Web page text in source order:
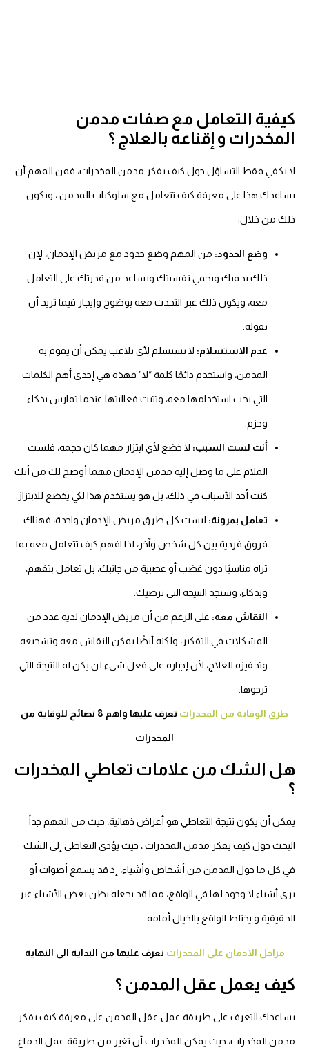
كيفية التعامل مع صفات مدمن
المخدرات و إقناعه بالعلاج ؟
لا يكفي فقط التساؤل حول كيف يفكر مدمن المخدرات، فمن المهم أن
يساعدك هذا على معرفة كيف تتعامل مع سلوكيات المدمن، ويكون
ذلك من خلال:
وضع الحدود: من المهم وضع حدود مع مريض الإدمان، لإن
ذلك يحميك ويحمي نفسيتك ويساعد من قدرتك على التعامل
معه، ويكون ذلك عبر التحدث معه بوضوح وإيجاز فيما تريد أن
تقوله.
عدم الاستسلام: لا تستسلم لأي تلاعب يمكن أن يقوم به
المدمن، واستخدم دائمًا كلمة “لا” فهذه هي إحدى أهم الكلمات
التي يجب استخدامها معه، وتثبت فعاليتها عندما تمارس بذكاء
وحزم.
أنت لست السبب: لا خضع لأي ابتزاز مهما كان حجمه، فلست
الملام على ما وصل إليه مدمن الإدمان مهما أوضح لك من أنك
كنت أحد الأسباب في ذلك، بل هو يستخدم هذا لكي يخضع للابتزاز.
تعامل بمرونة: ليست كل طرق مريض الإدمان واحدة، فهناك
فروق فردية بين كل شخص وآخر، لذا افهم كيف تتعامل معه بما
تراه مناسبًا دون غضب أو عصبية من جانبك، بل تعامل بتفهم،
وبذكاء، وستجد النتيجة التي ترضيك.
النقاش معه: على الرغم من أن مريض الإدمان لديه عدد من
المشكلات في التفكير، ولكنه أيضًا يمكن النقاش معه وتشجيعه
وتحفيزه للعلاج، لأن إجباره على فعل شىء لن يكن له النتيجة التي
ترجوها.
طرق الوقاية من المخدرات تعرف عليها واهم 8 نصائح للوقاية من
المخدرات
هل الشك من علامات تعاطي المخدرات
؟
يمكن أن يكون نتيجة التعاطي هو أعراض ذهانية، حيث من المهم جداً
البحث حول كيف يفكر مدمن المخدرات، حيث يؤدي التعاطي إلى الشك
في كل ما حول المدمن من أشخاص وأشياء، إذ قد يسمع أصوات أو
يرى أشياء لا وجود لها في الواقع، مما قد يجعله يظن بعض الأشياء غير
الحقيقية و يختلط الواقع بالخيال أمامه.
مراحل الادمان على المخدرات تعرف عليها من البداية الى النهاية
كيف يعمل عقل المدمن ؟
يساعدك التعرف على طريقة عمل عقل المدمن على معرفة كيف يفكر
مدمن المخدرات، حيث يمكن للمخدرات أن تغير من طريقة عمل الدماغ